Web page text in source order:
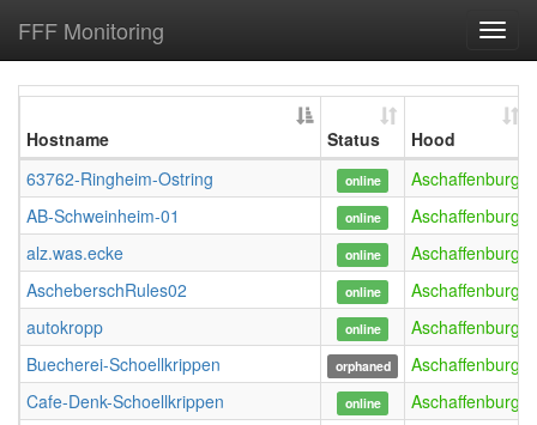
FFF Monitoring
Hostname Status Hood
63762-Ringheim-Ostring
online Aschaffenburg
AB-Schweinheim-01
online Aschaffenburg
alz.was.ecke
online Aschaffenburg
AscheberschRules02
online Aschaffenburg
autokropp
online
Aschaffenburg
Buecherei-Schoellkrippen
orphaned Aschaffenburg
Cafe-Denk-Schoellkrippen
online Aschaffenburg